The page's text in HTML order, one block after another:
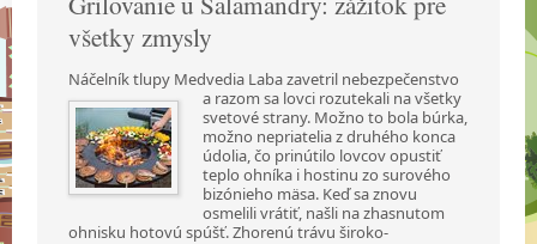
všetky zmysly
Náčelník tlupy Medvedia Laba zavetril nebezpečenstvo
a razom sa lovci rozutekali na všetky
svetové strany. Možno to bola búrka,
možno nepriatelia z druhého konca
údolia, čo prinútilo lovcov opustiť
teplo ohníka i hostinu zo surového
bizónieho mäsa. Keď sa znovu
osmelili vrátiť, našli na zhasnutom
ohnisku hotovú spúšť. Zhorenú trávu široko-